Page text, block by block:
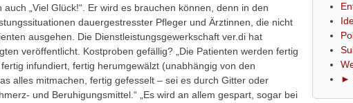
auch „Viel Glück!“. Er wird es brauchen können, denn in den
dauergestresster Pfleger und Ärztinnen, die nicht
ausgehen. Die Dienstleistungsgewerkschaft ver.di hat
veröffentlicht. Kostproben gefällig? „Die Patienten werden fertig
infundiert, fertig herumgewälzt (unabhängig von den
alles mitmachen, fertig gefesselt – sei es durch Gitter oder
und Beruhigungsmittel.“ „Es wird an allem gespart, sogar bei
►